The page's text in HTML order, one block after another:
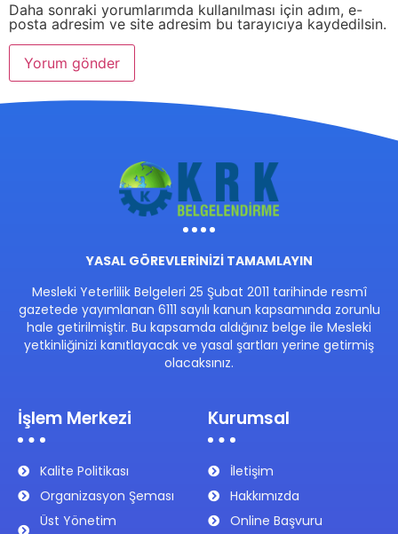
Daha sonraki yorumlarımda kullanılması için adım, e-
posta adresim ve site adresim bu tarayıcıya kaydedilsin.
YASAL GÖREVLERİNİZİ TAMAMLAYIN
Mesleki Yeterlilik Belgeleri 25 Şubat 2011 tarihinde resmî
gazetede yayımlanan 6111 sayılı kanun kapsamında zorunlu
hale getirilmiştir. Bu kapsamda aldığınız belge ile Mesleki
yetkinliğinizi kanıtlayacak ve yasal şartları yerine getirmiş
olacaksınız.
İşlem Merkezi
Kalite Politikası
Organizasyon Şeması
Üst Yönetim
Kurumsal
İletişim
Hakkımızda
Online Başvuru